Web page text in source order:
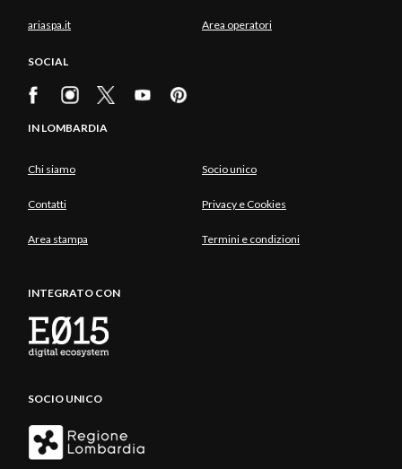
ariaspa.it Area operatori
SOCIAL
IN LOMBARDIA
Chi siamo Socio unico
Contatti Privacy e Cookies
Area stampa Termini e condizioni
INTEGRATO CON
SOCIO UNICO